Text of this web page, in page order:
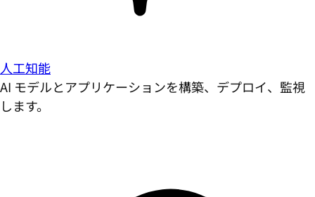
人工知能
AI モデルとアプリケーションを構築、デプロイ、監視
します。